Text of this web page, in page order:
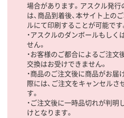
場合があります。アスクル発
は、商品到着後、本サイト上の
ルにて印刷することが可能です
・アスクルのダンボールもし
せん。
・お客様のご都合によるご注文
交換はお受けできません。
・商品のご注文後に商品がお
際には、ご注文をキャンセル
す。
・ご注文後に一時品切れが判明
けとなります。